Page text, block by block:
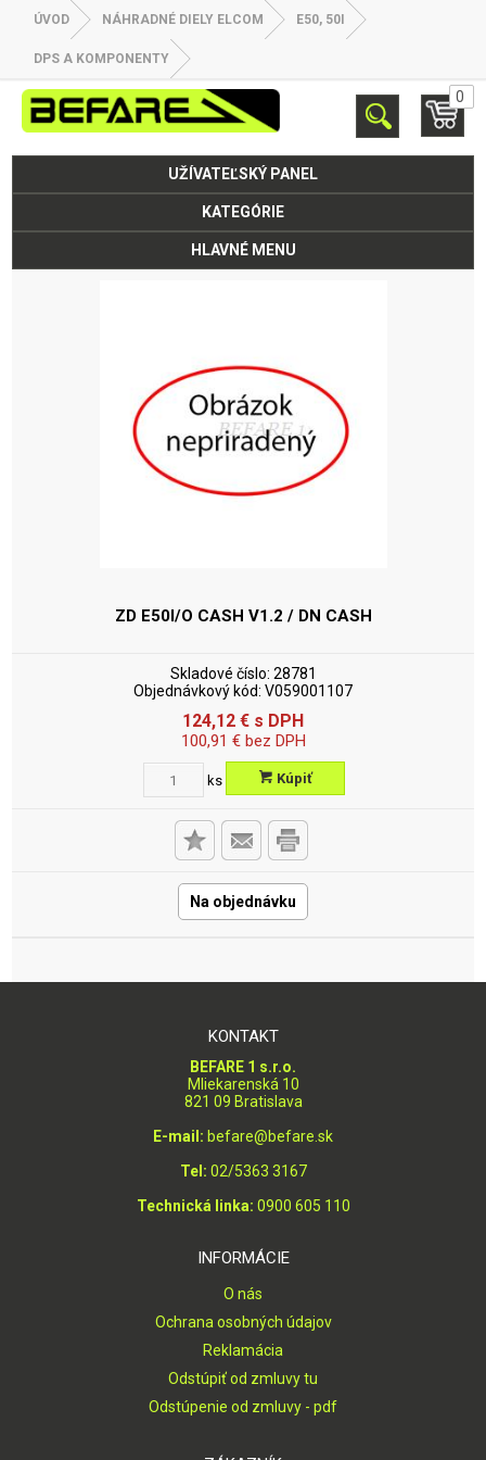
ÚVOD NÁHRADNÉ DIELY ELCOM E50, 50I
DPS A KOMPONENTY
0
UŽÍVATEĽSKÝ PANEL
KATEGÓRIE
HLAVNÉ MENU
ZD E50I/O CASH V1.2 / DN CASH
Skladové číslo: 28781
Objednávkový kód: V059001107
124,12 € s DPH
100,91 €bez DPH
ks Kúpiť
Na objednávku
KONTAKT
BEFARE 1 s.r.o.
Mliekarenská 10
821 09 Bratislava
E-mail: befare@befare.sk
Tel: 02/5363 3167
Technická linka: 0900 605 110
INFORMÁCIE
O nás
Ochrana osobných údajov
Reklamácia
Odstúpiť od zmluvy tu
Odstúpenie od zmluvy - pdf